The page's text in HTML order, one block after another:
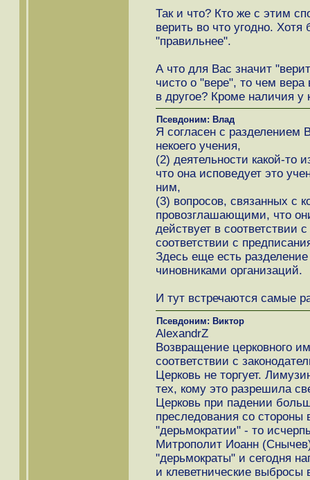
Так и что? Кто же с этим
верить во что угодно.
"правильнее".
А что для Вас значит
чисто о "вере", то чем
в другое? Кроме наличия у
Псевдоним: Влад
Я согласен с разделением
некоего учения,
(2) деятельности какой-то
что она исповедует это
ним,
(3) вопросов, связанных с
провозглашающими, что
действует в соответствии
соответствии с
Здесь еще есть
чиновниками организаций.
И тут встречаются самые
Псевдоним: Виктор
AlexandrZ
Возвращение церковного
соответствии с
Церковь не торгует.
тех, кому это разрешила
Церковь при падении
преследования со стороны
"дерьмократии" - то
Митрополит Иоанн
"дерьмократы" и сегодня
и клеветнические выбросы